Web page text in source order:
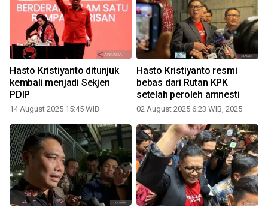
Hasto Kristiyanto ditunjuk
kembali menjadi Sekjen
PDIP
14 August 2025 15:45 WIB
Hasto Kristiyanto resmi
bebas dari Rutan KPK
setelah peroleh amnesti
02 August 2025 6:23 WIB, 2025